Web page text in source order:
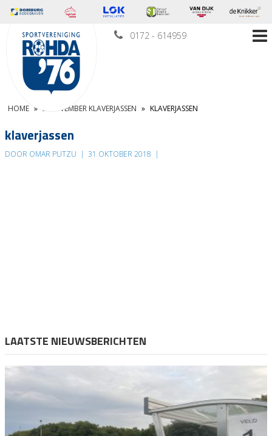
0172 - 614959
HOME » 2 NOVEMBER KLAVERJASSEN » KLAVERJASSEN
klaverjassen
DOOR OMAR PUTZU | 31 OKTOBER 2018 |
LAATSTE NIEUWSBERICHTEN